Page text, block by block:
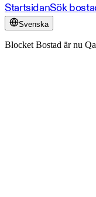
StartsidanSök
Svenska
Blocket Bostad är nu